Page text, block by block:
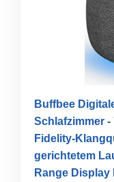
Buffbee
Schlafzimmer
Fidelity-
gerichtetem
Range